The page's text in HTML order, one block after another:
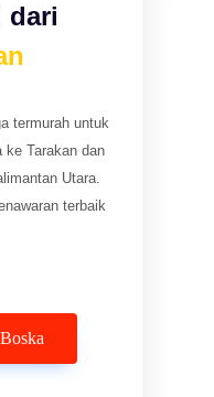
dari
termurah untuk
ke Tarakan dan
Utara.
terbaik